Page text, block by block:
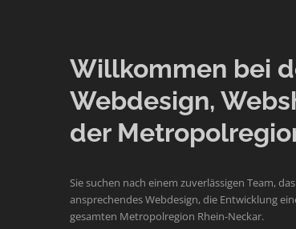
Willkommen bei
Webdesign,
der
Sie suchen nach einem zuverlässigen Team,
ansprechendes Webdesign, die Entwicklung
gesamten Metropolregion Rhein-Neckar.